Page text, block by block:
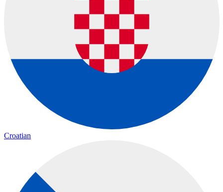
Croatian